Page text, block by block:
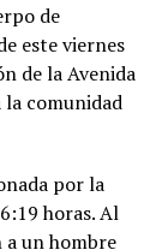
de
este viernes
de la Avenida
la comunidad
por la
horas. Al
un hombre